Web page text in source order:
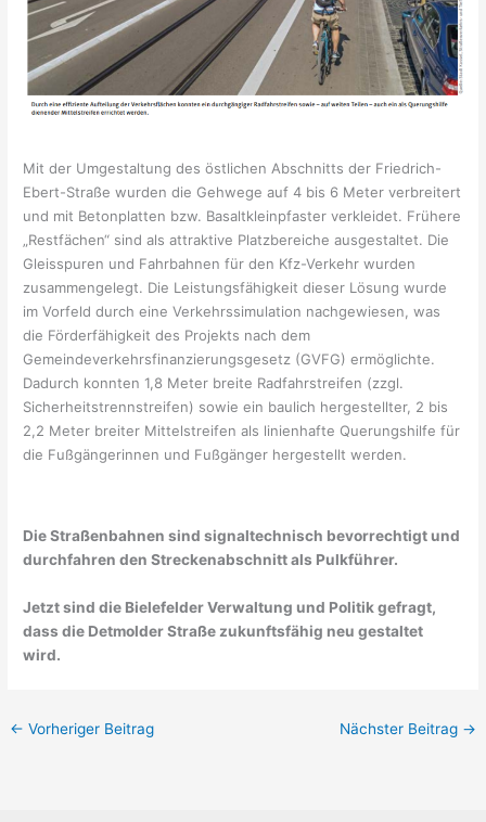
Mit der Umgestaltung des östlichen Abschnitts der Friedrich-
Ebert-Straße wurden die Gehwege auf 4 bis 6 Meter verbreitert
und mit Betonplatten bzw. Basaltkleinpfaster verkleidet. Frühere
„Restfächen“ sind als attraktive Platzbereiche ausgestaltet. Die
Gleisspuren und Fahrbahnen für den Kfz-Verkehr wurden
zusammengelegt. Die Leistungsfähigkeit dieser Lösung wurde
im Vorfeld durch eine Verkehrssimulation nachgewiesen, was
die Förderfähigkeit des Projekts nach dem
Gemeindeverkehrsfinanzierungsgesetz (GVFG) ermöglichte.
Dadurch konnten 1,8 Meter breite Radfahrstreifen (zzgl.
Sicherheitstrennstreifen) sowie ein baulich hergestellter, 2 bis
2,2 Meter breiter Mittelstreifen als linienhafte Querungshilfe für
die Fußgängerinnen und Fußgänger hergestellt werden.
Die Straßenbahnen sind signaltechnisch bevorrechtigt und
durchfahren den Streckenabschnitt als Pulkführer.
Jetzt sind die Bielefelder Verwaltung und Politik gefragt,
dass die Detmolder Straße zukunftsfähig neu gestaltet
wird.
← Vorheriger Beitrag Nächster Beitrag →